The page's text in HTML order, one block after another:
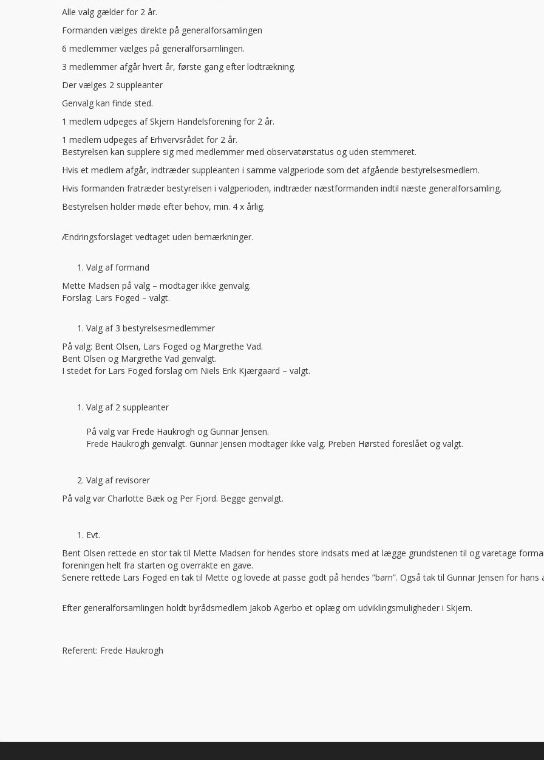
Alle valg gælder for 2 år.
Formanden vælges direkte på generalforsamlingen
6 medlemmer vælges på generalforsamlingen.
3 medlemmer afgår hvert år, første gang efter lodtrækning.
Der vælges 2 suppleanter
Genvalg kan finde sted.
1 medlem udpeges af Skjern Handelsforening for 2 år.
1 medlem udpeges af Erhvervsrådet for 2 år.
Bestyrelsen kan supplere sig med medlemmer med observatørstatus og uden stemmeret.
Hvis et medlem afgår, indtræder suppleanten i samme valgperiode som det afgående bestyrelsesmedlem.
Hvis formanden fratræder bestyrelsen i valgperioden, indtræder næstformanden indtil næste generalforsamling.
Bestyrelsen holder møde efter behov, min. 4 x årlig.
Ændringsforslaget vedtaget uden bemærkninger.
Valg af formand
Mette Madsen på valg – modtager ikke genvalg.
Forslag: Lars Foged – valgt.
Valg af 3 bestyrelsesmedlemmer
På valg: Bent Olsen, Lars Foged og Margrethe Vad.
Bent Olsen og Margrethe Vad genvalgt.
I stedet for Lars Foged forslag om Niels Erik Kjærgaard – valgt.
Valg af 2 suppleanter
På valg var Frede Haukrogh og Gunnar Jensen.
Frede Haukrogh genvalgt. Gunnar Jensen modtager ikke valg. Preben Hørsted foreslået og valgt.
Valg af revisorer
På valg var Charlotte Bæk og Per Fjord. Begge genvalgt.
Evt.
Bent Olsen rettede en stor tak til Mette Madsen for hendes store indsats med at lægge grundstenen til og varetage
foreningen helt fra starten og overrakte en gave.
Senere rettede Lars Foged en tak til Mette og lovede at passe godt på hendes ”barn”. Også tak til Gunnar Jensen for hans
Efter generalforsamlingen holdt byrådsmedlem Jakob Agerbo et oplæg om udviklingsmuligheder i Skjern.
Referent: Frede Haukrogh